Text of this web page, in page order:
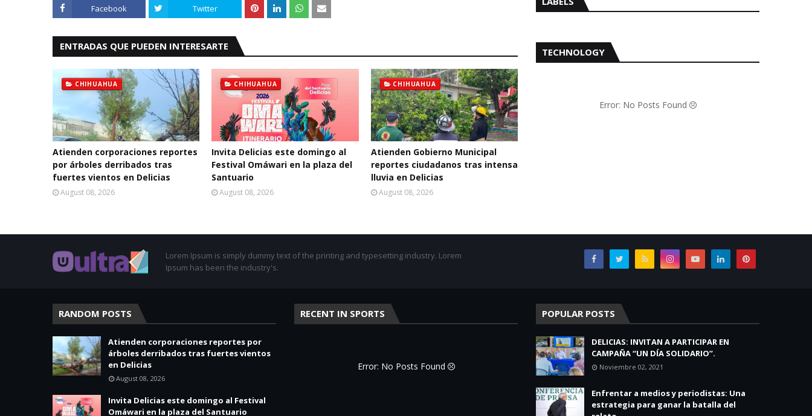
Facebook Twitter
ENTRADAS QUE PUEDEN INTERESARTE
CHIHUAHUA
Atienden corporaciones reportes
por árboles derribados tras
fuertes vientos en Delicias
August 08, 2026
CHIHUAHUA
Invita Delicias este domingo al
Festival Omáwari en la plaza del
Santuario
August 08, 2026
CHIHUAHUA
Atienden Gobierno Municipal
reportes ciudadanos tras intensa
lluvia en Delicias
August 08, 2026
TECHNOLOGY
Error: No Posts Found
Lorem Ipsum is simply dummy text of the printing and typesetting industry. Lorem
Ipsum has been the industry's.
RANDOM POSTS
Atienden corporaciones reportes por
árboles derribados tras fuertes vientos
en Delicias
August 08, 2026
Invita Delicias este domingo al Festival
Omáwari en la plaza del Santuario
RECENT IN SPORTS
Error: No Posts Found
POPULAR POSTS
DELICIAS: INVITAN A PARTICIPAR EN
CAMPAÑA “UN DÍA SOLIDARIO”.
Noviembre 02, 2021
Enfrentar a medios y periodistas: Una
estrategia para ganar la batalla del